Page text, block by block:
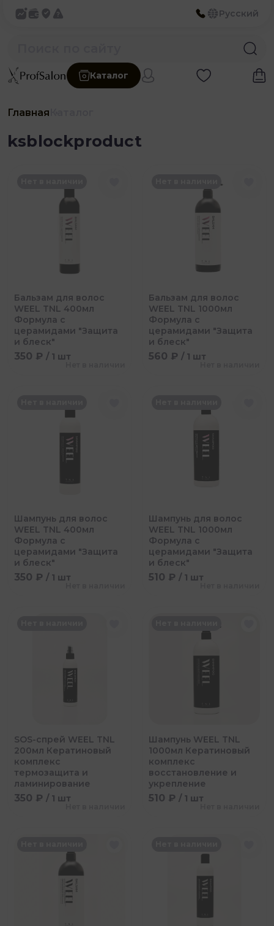
Русский
Каталог
Главная
ksblockproduct
Бальзам для волос
WEEL TNL 400мл
Формула с
церамидами "Защита
и блеск"
350 ₽ / 1 шт
Бальзам для волос
WEEL TNL 1000мл
Формула с
церамидами "Защита
и блеск"
560 ₽ / 1 шт
Шампунь для волос
WEEL TNL 400мл
Формула с
церамидами "Защита
и блеск"
350 ₽ / 1 шт
Шампунь для волос
WEEL TNL 1000мл
Формула с
церамидами "Защита
и блеск"
510 ₽ / 1 шт
SOS-спрей WEEL TNL
200мл Кератиновый
комплекс
термозащита и
ламинирование
350 ₽ / 1 шт
Шампунь WEEL TNL
1000мл Кератиновый
комплекс
восстановление и
укрепление
510 ₽ / 1 шт